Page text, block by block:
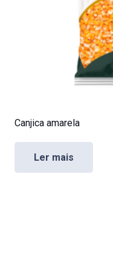
Canjica amarela
Ler mais